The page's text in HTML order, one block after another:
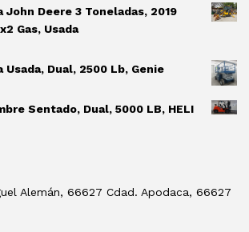
John Deere 3 Toneladas, 2019
Gas, Usada
Dual, 2500 Lb, Genie
Sentado, Dual, 5000 LB, HELI
Alemán, 66627 Cdad. Apodaca, 66627